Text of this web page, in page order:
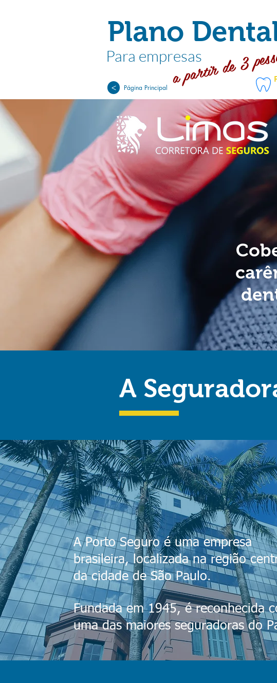
Plano
Para empresas
> Página Principal a partir de 3
A
A Porto Seguro é uma empresa
brasileira, localizada na região
da cidade de São Paulo.
Fundada em 1945, é reconhecida
uma das maiores seguradoras do